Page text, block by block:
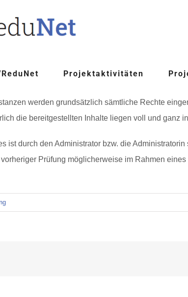
Projektaktivitäten
werden grundsätzlich sämtliche Rechte
die bereitgestellten Inhalte liegen voll und ganz
ist durch den Administrator bzw. die
Prüfung möglicherweise im Rahmen